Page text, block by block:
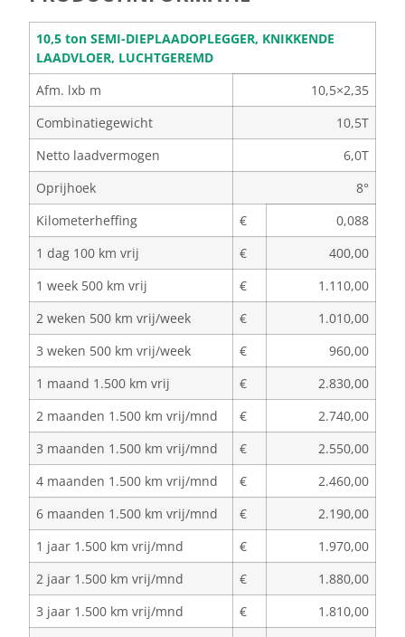
10,5 ton SEMI-DIEPLAADOPLEGGER, KNIKKENDE
LAADVLOER, LUCHTGEREMD
Afm. lxb m
10,5×2,35
Combinatiegewicht
10,5T
Netto laadvermogen
6,0T
Oprijhoek
8°
Kilometerheffing
€
0,088
1 dag 100 km vrij
€
400,00
1 week 500 km vrij
€
1.110,00
2 weken 500 km vrij/week
€
1.010,00
3 weken 500 km vrij/week
€
960,00
1 maand 1.500 km vrij
€
2.830,00
2 maanden 1.500 km vrij/mnd
€
2.740,00
3 maanden 1.500 km vrij/mnd
€
2.550,00
4 maanden 1.500 km vrij/mnd
€
2.460,00
6 maanden 1.500 km vrij/mnd
€
2.190,00
1 jaar 1.500 km vrij/mnd
€
1.970,00
2 jaar 1.500 km vrij/mnd
€
1.880,00
3 jaar 1.500 km vrij/mnd
€
1.810,00